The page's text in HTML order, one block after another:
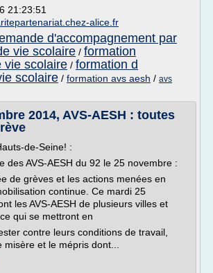
21:23:51
alice.fr
d'accompagnement par
vie scolaire / formation
vie scolaire / formation d
scolaire / formation avs aesh / avs
2014, AVS-AESH : toutes
de-Seine! :
des AVS-AESH du 92 le 25 novembre :
de grèves et les actions menées en
continue. Ce mardi 25
les AVS-AESH de plusieurs villes et
qui se mettront en
contre leurs conditions de travail,
et le mépris dont...